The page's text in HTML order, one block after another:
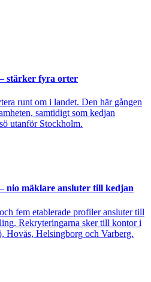
stärker fyra orter
runt om i landet. Den här gången
samtidigt som kedjan
utanför Stockholm.
nio mäklare ansluter till kedjan
fem etablerade profiler ansluter till
Rekryteringarna sker till kontor i
Hovås, Helsingborg och Varberg.